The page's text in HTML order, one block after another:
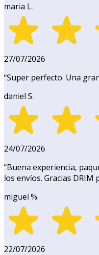
maria L.
27/07/2026
“Super perfecto. Una
daniel S.
24/07/2026
“Buena experiencia,
los envíos. Gracias DRIM
miguel %.
22/07/2026